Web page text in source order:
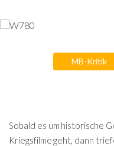
MB-Kritik
Sobald es um historische
Kriegsfilme geht, dann